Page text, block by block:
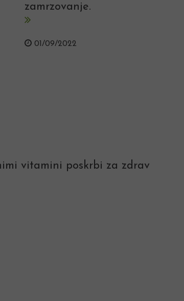
zamrzovanje.
01/09/2022
vitamini poskrbi za zdrav